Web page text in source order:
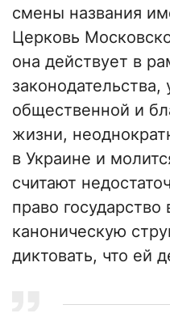
смены названия
Церковь
она действует в
законодательства,
общественной и
жизни,
в Украине и
считают
право
каноническую
диктовать, что ей